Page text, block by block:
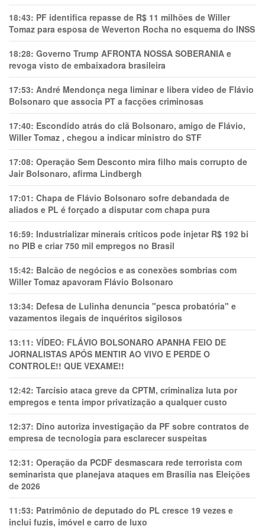
18:43: PF identifica repasse de R$ 11 milhões de Willer
Tomaz para esposa de Weverton Rocha no esquema do INSS
18:28: Governo Trump AFRONTA NOSSA SOBERANIA e
revoga visto de embaixadora brasileira
17:53: André Mendonça nega liminar e libera vídeo de Flávio
Bolsonaro que associa PT a facções criminosas
17:40: Escondido atrás do clã Bolsonaro, amigo de Flávio,
Willer Tomaz , chegou a indicar ministro do STF
17:08: Operação Sem Desconto mira filho mais corrupto de
Jair Bolsonaro, afirma Lindbergh
17:01: Chapa de Flávio Bolsonaro sofre debandada de
aliados e PL é forçado a disputar com chapa pura
16:59: Industrializar minerais críticos pode injetar R$ 192 bi
no PIB e criar 750 mil empregos no Brasil
15:42: Balcão de negócios e as conexões sombrias com
Willer Tomaz apavoram Flávio Bolsonaro
13:34: Defesa de Lulinha denuncia "pesca probatória" e
vazamentos ilegais de inquéritos sigilosos
13:11: VÍDEO: FLÁVIO BOLSONARO APANHA FEIO DE
JORNALISTAS APÓS MENTIR AO VIVO E PERDE O
CONTROLE!! QUE VEXAME!!
12:42: Tarcísio ataca greve da CPTM, criminaliza luta por
empregos e tenta impor privatização a qualquer custo
12:37: Dino autoriza investigação da PF sobre contratos de
empresa de tecnologia para esclarecer suspeitas
12:31: Operação da PCDF desmascara rede terrorista com
seminarista que planejava ataques em Brasília nas Eleições
de 2026
11:53: Patrimônio de deputado do PL cresce 19 vezes e
inclui fuzis, imóvel e carro de luxo